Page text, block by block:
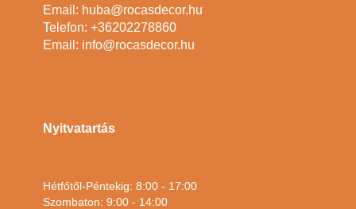
Email: huba@rocasdecor.hu
Telefon: +36202278860
Email: info@rocasdecor.hu
Nyitvatartás
Hétfőtől-Péntekig: 8:00 - 17:00
Szombaton: 9:00 - 14:00